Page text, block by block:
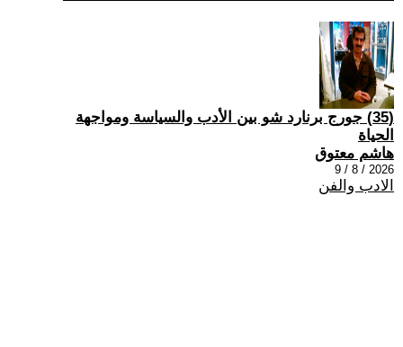
(35) جورج برنارد شو بين الأدب والسياسة ومواجهة
الحياة
هاشم معتوق
2026 / 8 / 9
الادب والفن